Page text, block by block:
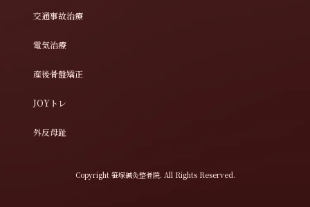
交通事故治療
電気治療
産後骨盤矯正
JOYトレ
外反母趾
Copyright 笹塚鍼灸整骨院. All Rights Reserved.